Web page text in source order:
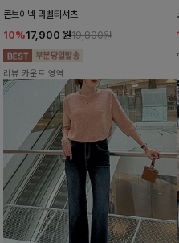
콘브이넥 라벨티셔츠
10%17,900 원19,800원
리뷰 카운트 영역